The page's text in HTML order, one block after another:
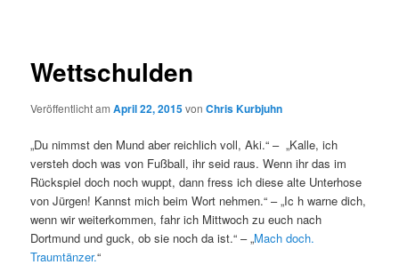
Wettschulden
Veröffentlicht amApril 22, 2015vonChris Kurbjuhn
„Du nimmst den Mund aber reichlich voll, Aki.“ – „Kalle, ich
versteh doch was von Fußball, ihr seid raus. Wenn ihr das im
Rückspiel doch noch wuppt, dann fress ich diese alte Unterhose
von Jürgen! Kannst mich beim Wort nehmen.“ – „Ic h warne dich,
wenn wir weiterkommen, fahr ich Mittwoch zu euch nach
Dortmund und guck, ob sie noch da ist.“ – „Mach doch.
Traumtänzer.“